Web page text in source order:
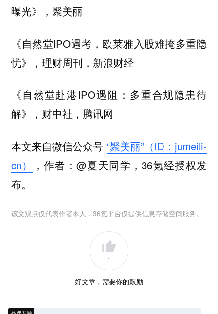
曝光》，聚美丽
《自然堂IPO遇考，欧莱雅入股难掩多重隐
忧》，理财周刊，新浪财经
《自然堂赴港IPO遇阻：多重合规隐患待
解》，财中社，腾讯网
本文来自微信公众号 “聚美丽”（ID：jumeili-
cn）
，作者：@夏天同学，36氪经授权发
布。
该文观点仅代表作者本人，36氪平台仅提供信息存储空间服务。
1
好文章，需要你的鼓励